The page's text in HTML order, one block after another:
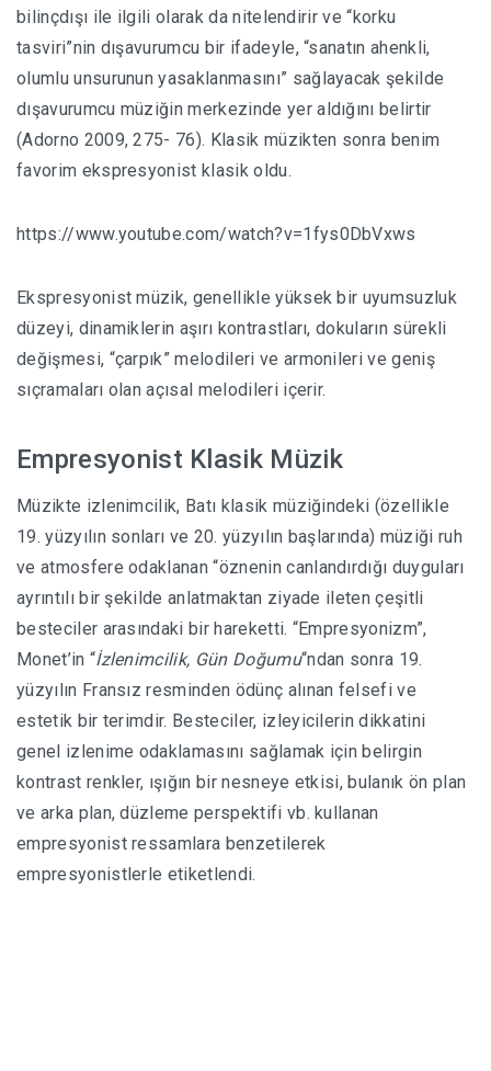
bilinçdışı ile ilgili olarak da nitelendirir ve “korku
tasviri”nin dışavurumcu bir ifadeyle, “sanatın ahenkli,
olumlu unsurunun yasaklanmasını” sağlayacak şekilde
dışavurumcu müziğin merkezinde yer aldığını belirtir
(Adorno 2009, 275- 76). Klasik müzikten sonra benim
favorim ekspresyonist klasik oldu.
https://www.youtube.com/watch?v=1fys0DbVxws
Ekspresyonist müzik, genellikle yüksek bir uyumsuzluk
düzeyi, dinamiklerin aşırı kontrastları, dokuların sürekli
değişmesi, “çarpık” melodileri ve armonileri ve geniş
sıçramaları olan açısal melodileri içerir.
Empresyonist Klasik Müzik
Müzikte izlenimcilik, Batı klasik müziğindeki (özellikle
19. yüzyılın sonları ve 20. yüzyılın başlarında) müziği ruh
ve atmosfere odaklanan “öznenin canlandırdığı duyguları
ayrıntılı bir şekilde anlatmaktan ziyade ileten çeşitli
besteciler arasındaki bir hareketti. “Empresyonizm”,
Monet’in “İzlenimcilik, Gün Doğumu“ndan sonra 19.
yüzyılın Fransız resminden ödünç alınan felsefi ve
estetik bir terimdir. Besteciler, izleyicilerin dikkatini
genel izlenime odaklamasını sağlamak için belirgin
kontrast renkler, ışığın bir nesneye etkisi, bulanık ön plan
ve arka plan, düzleme perspektifi vb. kullanan
empresyonist ressamlara benzetilerek
empresyonistlerle etiketlendi.